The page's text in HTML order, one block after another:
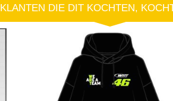
KLANTEN DIE DIT KOCHTEN,